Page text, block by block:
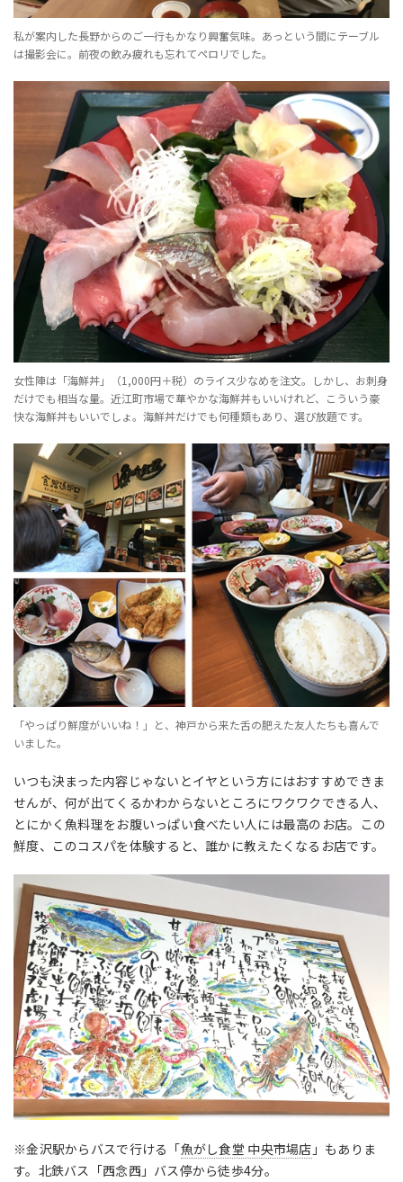
私が案内した長野からのご一行もかなり興奮気味。あっという間にテーブル
は撮影会に。前夜の飲み疲れも忘れてペロリでした。
女性陣は「海鮮丼」（1,000円＋税）のライス少なめを注文。しかし、お刺身
だけでも相当な量。近江町市場で華やかな海鮮丼もいいけれど、こういう豪
快な海鮮丼もいいでしょ。海鮮丼だけでも何種類もあり、選び放題です。
「やっぱり鮮度がいいね！」と、神戸から来た舌の肥えた友人たちも喜んで
いました。
いつも決まった内容じゃないとイヤという方にはおすすめできま
せんが、何が出てくるかわからないところにワクワクできる人、
とにかく魚料理をお腹いっぱい食べたい人には最高のお店。この
鮮度、このコスパを体験すると、誰かに教えたくなるお店です。
※金沢駅からバスで行ける「魚がし食堂 中央市場店 」もありま
す。北鉄バス「西念西」バス停から徒歩4分。